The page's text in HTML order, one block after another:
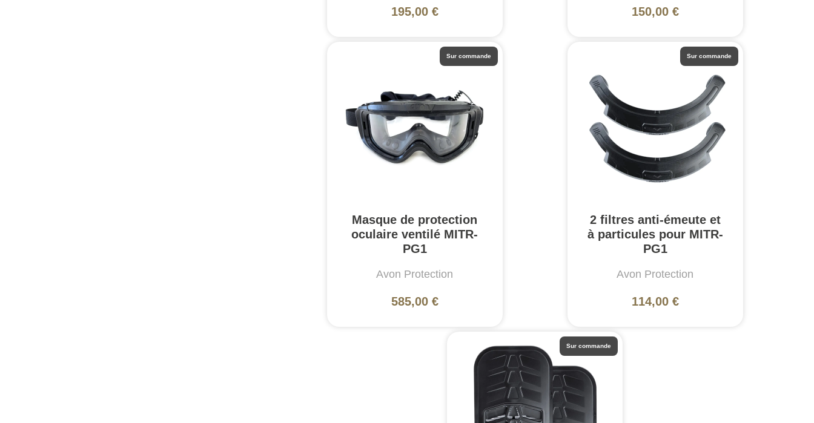
195,00 € 150,00 €
Masque de protection
oculaire ventilé MITR-
PG1
Avon Protection
585,00 €
Sur commande
2 filtres anti-émeute et
à particules pour MITR-
PG1
Avon Protection
114,00 €
Sur commande
Sur commande